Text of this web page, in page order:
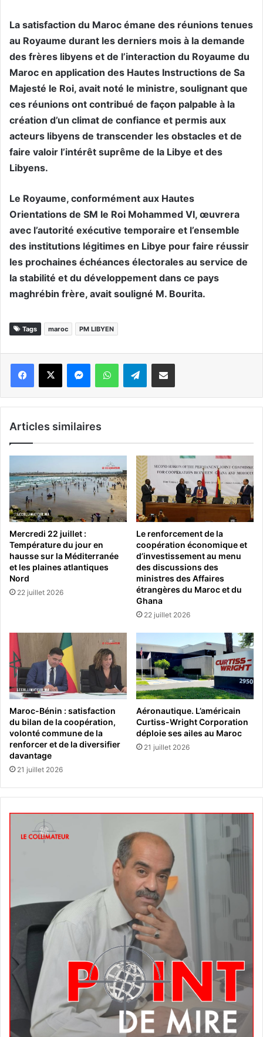
La satisfaction du Maroc émane des réunions tenues
au Royaume durant les derniers mois à la demande
des frères libyens et de l’interaction du Royaume du
Maroc en application des Hautes Instructions de Sa
Majesté le Roi, avait noté le ministre, soulignant que
ces réunions ont contribué de façon palpable à la
création d’un climat de confiance et permis aux
acteurs libyens de transcender les obstacles et de
faire valoir l’intérêt suprême de la Libye et des
Libyens.
Le Royaume, conformément aux Hautes
Orientations de SM le Roi Mohammed VI, œuvrera
avec l’autorité exécutive temporaire et l’ensemble
des institutions légitimes en Libye pour faire réussir
les prochaines échéances électorales au service de
la stabilité et du développement dans ce pays
maghrébin frère, avait souligné M. Bourita.
Tags maroc PM LIBYEN
WhatsApp Telegram
Articles similaires
Mercredi 22 juillet :
Température du jour en
hausse sur la Méditerranée
et les plaines atlantiques
Nord
22 juillet 2026
Le renforcement de la
coopération économique et
d’investissement au menu
des discussions des
ministres des Affaires
étrangères du Maroc et du
Ghana
22 juillet 2026
Maroc-Bénin : satisfaction
du bilan de la coopération,
volonté commune de la
renforcer et de la diversifier
davantage
21 juillet 2026
Aéronautique. L’américain
Curtiss-Wright Corporation
déploie ses ailes au Maroc
21 juillet 2026